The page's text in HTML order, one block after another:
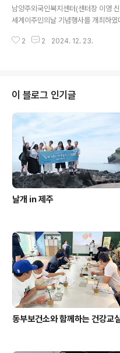
남양주외국인복지센터(센터장 이영
세계이주민의날 기념행사를 개최하
8일 유엔 총회에서 "모든 이주노동자
날이다.이날 행사에는 주광덕 남양주
웅 남양주사회복지국장이 참석하여
정결자 경기도의원, 박은경 남양주시
의날의 의미를 공감하고 축하의 인사
날의 진정한 주인공인 국가별 이주민
영인사도 있었다.1부 기념식에서는 지
2 2 2024. 12. 23.
이 블로그 인기글
날개 in 제주
동부보건소와 함께하는 건강교